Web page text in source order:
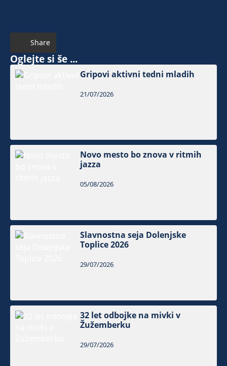
Share
Oglejte si še ...
Gripovi aktivni tedni mladih
21/07/2026
Novo mesto bo znova v ritmih
jazza
05/08/2026
Slavnostna seja Dolenjske
Toplice 2026
29/07/2026
32 let odbojke na mivki v
Žužemberku
29/07/2026